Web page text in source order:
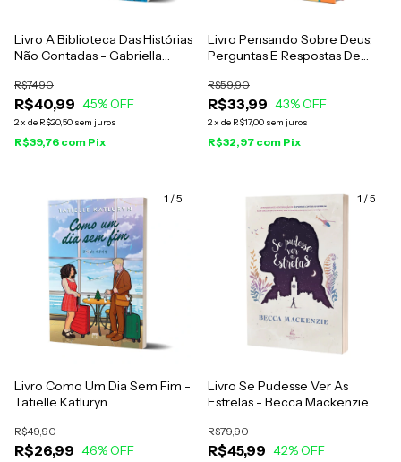
Livro A Biblioteca Das Histórias
Não Contadas - Gabriella
R$40,99
R$74,90
45% OFF
2x de R$20,50 sem juros
R$39,76 com Pix
Livro Pensando Sobre Deus:
Perguntas E Respostas De
Early
R$33,99
R$59,90
43% OFF
2x de R$17,00 sem juros
R$32,97 com Pix
1 /5
Livro Como Um Dia Sem Fim -
Tatielle Katluryn
R$26,99
R$49,90
46% OFF
1 /5
Livro Se Pudesse Ver As
Estrelas - Becca Mackenzie
R$45,99
R$79,90
42% OFF